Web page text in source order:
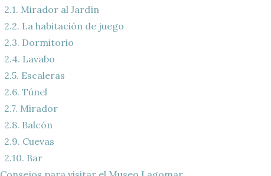
2.1. Mirador al Jardín
2.2. La habitación de juego
2.3. Dormitorio
2.4. Lavabo
2.5. Escaleras
2.6. Túnel
2.7. Mirador
2.8. Balcón
2.9. Cuevas
2.10. Bar